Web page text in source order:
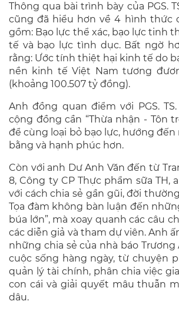
Thông qua bài trình bày của PGS.
cũng đã hiểu hơn về 4 hình thức
gồm: Bạo lực thể xác, bạo lực tinh
tế và bạo lực tình dục. Bất ngờ
rằng: Ước tính thiệt hại kinh tế do
nền kinh tế Việt Nam tương
(khoảng 100.507 tỷ đồng).
Anh đồng quan điểm với PGS.
cộng đồng cần “Thừa nhận - Tôn
để cùng loại bỏ bạo lực, hướng
bằng và hạnh phúc hơn.
Còn với anh Dư Anh Văn đến từ
8, Công ty CP Thực phẩm sữa TH,
với cách chia sẻ gần gũi, đời
Tọa đàm không bàn luận đến
búa lớn”, mà xoay quanh các câu
các diễn giả và tham dự viên. Anh
những chia sẻ của nhà báo
cuộc sống hàng ngày, từ chuyện
quản lý tài chính, phân chia việc
con cái và giải quyết mâu thuẫn
dâu.